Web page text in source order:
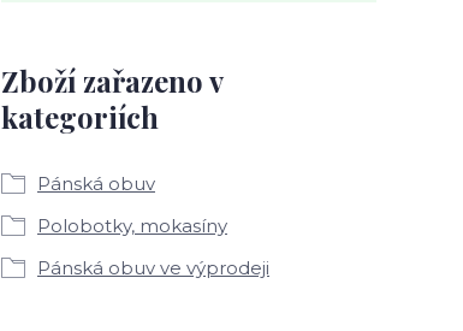
Zboží zařazeno v
kategoriích
Pánská obuv
Polobotky, mokasíny
Pánská obuv ve výprodeji